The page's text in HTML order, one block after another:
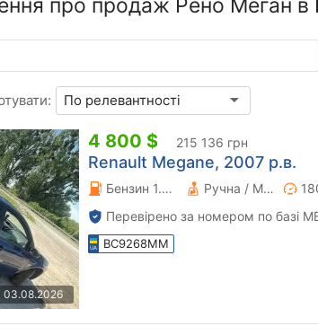
03.08.2026
4 800 $ 215 136 грн
Renault Megane, 2007 р.в.
Бензин 1.39 л. Ручна / Механіка
Перевірено за номером по базі
BC9268MM